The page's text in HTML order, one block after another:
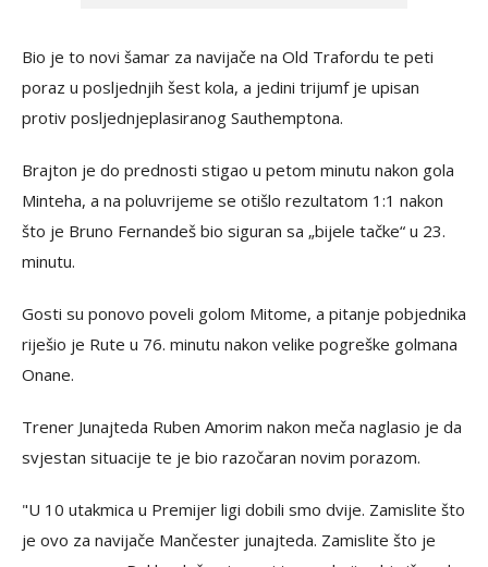
Bio je to novi šamar za navijače na Old Trafordu te peti
poraz u posljednjih šest kola, a jedini trijumf je upisan
protiv posljednjeplasiranog Sauthemptona.
Brajton je do prednosti stigao u petom minutu nakon gola
Minteha, a na poluvrijeme se otišlo rezultatom 1:1 nakon
što je Bruno Fernandeš bio siguran sa „bijele tačke“ u 23.
minutu.
Gosti su ponovo poveli golom Mitome, a pitanje pobjednika
riješio je Rute u 76. minutu nakon velike pogreške golmana
Onane.
Trener Junajteda Ruben Amorim nakon meča naglasio je da
svjestan situacije te je bio razočaran novim porazom.
"U 10 utakmica u Premijer ligi dobili smo dvije. Zamislite što
je ovo za navijače Mančester junajteda. Zamislite što je